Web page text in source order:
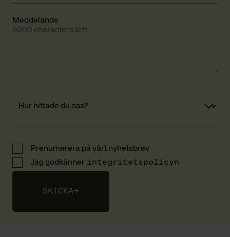
Meddelande
5000 characters left
Prenumerera på vårt nyhetsbrev
Jag godkänner integritetspolicyn
SKICKA→